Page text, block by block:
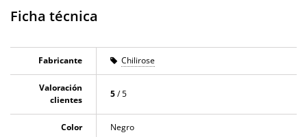
Características:
la picardía del momento.
El conjunto se compone de varias piezas: un vestido, una prenda
superior con el grabado "POLICE", un cinturón, un par de esposas, un
aparato de radiocomunicación, una pieza de lencería inferior (tanga) y
unas medias.
Incluye una gorra que complementa la temática policial.
Ficha técnica
Fabricante Chilirose
Valoración
clientes
5/ 5
Color Negro